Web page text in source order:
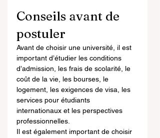
Conseils avant de
postuler
Avant de choisir une université, il est
important d’étudier les conditions
d’admission, les frais de scolarité, le
coût de la vie, les bourses, le
logement, les exigences de visa, les
services pour étudiants
internationaux et les perspectives
professionnelles.
Il est également important de choisir